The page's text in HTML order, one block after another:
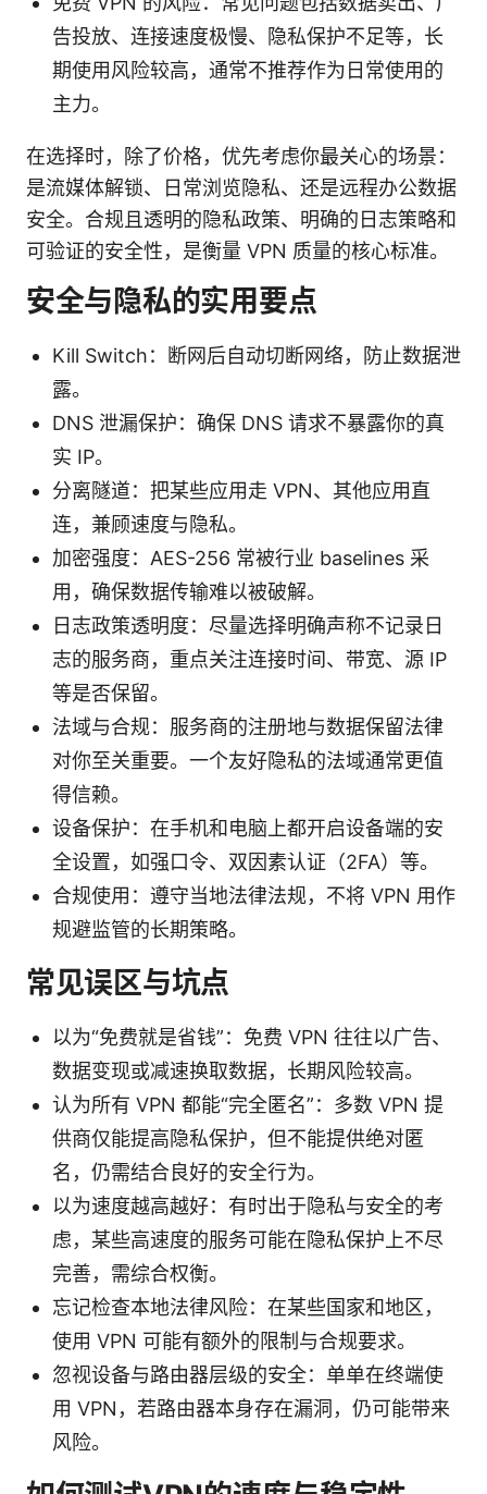
告投放、连接速度极慢、隐私保护不足等，长
期使用风险较高，通常不推荐作为日常使用的
主力。
在选择时，除了价格，优先考虑你最关心的场景：
是流媒体解锁、日常浏览隐私、还是远程办公数据
安全。合规且透明的隐私政策、明确的日志策略和
可验证的安全性，是衡量 VPN 质量的核心标准。
安全与隐私的实用要点
Kill Switch：断网后自动切断网络，防止数据泄
露。
DNS 泄漏保护：确保 DNS 请求不暴露你的真
实 IP。
分离隧道：把某些应用走 VPN、其他应用直
连，兼顾速度与隐私。
加密强度：AES-256 常被行业 baselines 采
用，确保数据传输难以被破解。
日志政策透明度：尽量选择明确声称不记录日
志的服务商，重点关注连接时间、带宽、源 IP
等是否保留。
法域与合规：服务商的注册地与数据保留法律
对你至关重要。一个友好隐私的法域通常更值
得信赖。
设备保护：在手机和电脑上都开启设备端的安
全设置，如强口令、双因素认证（2FA）等。
合规使用：遵守当地法律法规，不将 VPN 用作
规避监管的长期策略。
常见误区与坑点
以为“免费就是省钱”：免费 VPN 往往以广告、
数据变现或减速换取数据，长期风险较高。
认为所有 VPN 都能“完全匿名”：多数 VPN 提
供商仅能提高隐私保护，但不能提供绝对匿
名，仍需结合良好的安全行为。
以为速度越高越好：有时出于隐私与安全的考
虑，某些高速度的服务可能在隐私保护上不尽
完善，需综合权衡。
忘记检查本地法律风险：在某些国家和地区，
使用 VPN 可能有额外的限制与合规要求。
忽视设备与路由器层级的安全：单单在终端使
用 VPN，若路由器本身存在漏洞，仍可能带来
风险。